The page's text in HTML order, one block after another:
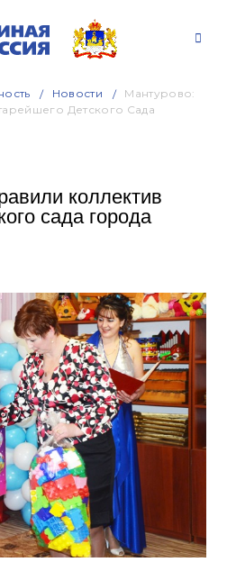
Новости
Мантурово:
Детского Сада
коллектив
сада города